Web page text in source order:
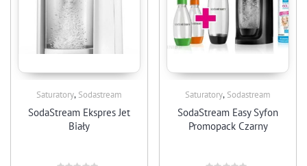
Saturatory, Sodastream
SodaStream Ekspres Jet
Biały
Saturatory, Sodastream
SodaStream Easy Syfon
Promopack Czarny